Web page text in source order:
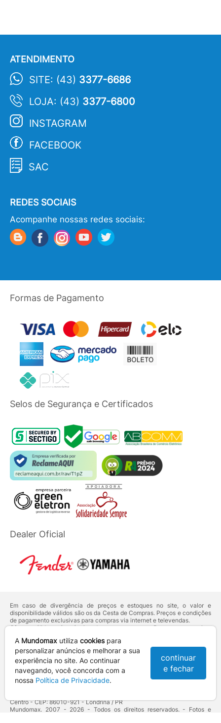
ATENDIMENTO
SITE: (43) 3377-6686
LOJA: (43) 3377-6800
INSTAGRAM
FACEBOOK
SAC
REDES SOCIAIS
Acompanhe nossas redes sociais:
Formas de Pagamento
Selos de Segurança e Certificados
Dealer Oficial
Em caso de divergência de preços e estoques no site, o valor e
disponibilidade válidos são os da Cesta de Compras. Preços e condições
de pagamento exclusivas para compras via internet e televendas.
Ofertas válidas até o término de nossos estoques. Para compras acima
deVenda Corporativa.
Os preços apresentados no site prevalecem sobre outros anunciados em
qualquer outro meio de comunicação ou sites de buscas. Código de
Defesa do Consumidor:Lei nº 8.078.
Vendas sujeitas à confirmação de dados e análises de crédito e risco.
Centro - CEP: 86010-921 - Londrina / PR
Mundomax. 2007 - 2026 - Todos os direitos reservados. - Fotos e
A Mundomax utiliza cookiespara
personalizar anúncios e melhorar a sua
experiência no site. Ao continuar
navegando, você concorda com a
nossa Política de Privacidade.
continuar
e fechar